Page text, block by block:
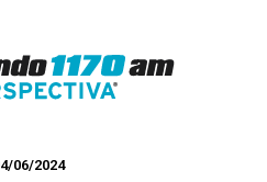
06/2024